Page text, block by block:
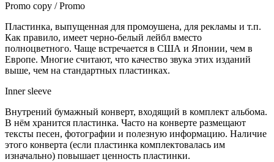
Promo copy / Promo
Пластинка, выпущенная для промоушена, для рекламы и т.п.
Как правило, имеет черно-белый лейбл вместо
полноцветного. Чаще встречается в США и Японии, чем в
Европе. Многие считают, что качество звука этих изданий
выше, чем на стандартных пластинках.
Inner sleeve
Внутрений бумажный конверт, входящий в комплект альбома.
В нём хранится пластинка. Часто на конверте размещают
тексты песен, фотографии и полезную информацию. Наличие
этого конверта (если пластинка комплектовалась им
изначально) повышает ценность пластинки.